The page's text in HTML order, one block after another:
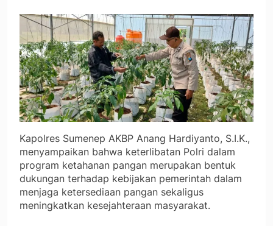
Kapolres Sumenep AKBP Anang Hardiyanto, S.I.K.,
menyampaikan bahwa keterlibatan Polri dalam
program ketahanan pangan merupakan bentuk
dukungan terhadap kebijakan pemerintah dalam
menjaga ketersediaan pangan sekaligus
meningkatkan kesejahteraan masyarakat.